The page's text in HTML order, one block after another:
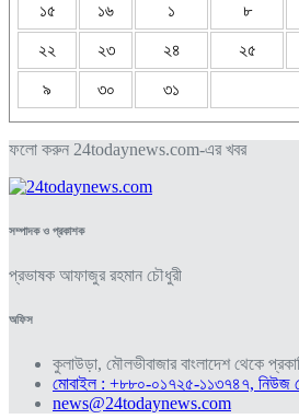
১৫ ১৬ ১ ৮
২২ ২৩ ২৪ ২৫
৯ ৩০ ৩১
ফলো করুন 24todaynews.com-এর খবর
সম্পাদক ও প্রকাশক
প্রভাষক আফাজুর রহমান চৌধুরী
অফিস
কুলাউড়া, মৌলভীবাজার বাংলাদেশ থেকে
মোবাইল : +৮৮০-০১৭২৫-১১৩৭৪৭,
news@24todaynews.com